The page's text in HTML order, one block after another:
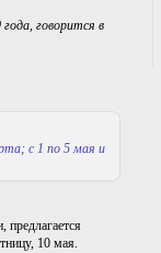
говорится в
с 1 по 5 мая и
10 мая.